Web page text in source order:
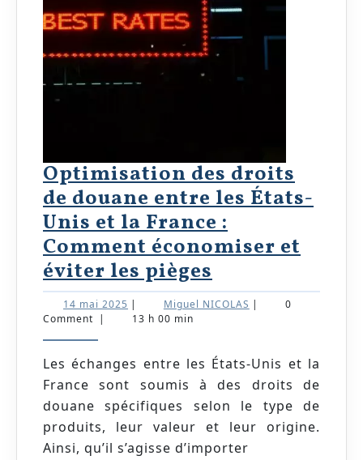
Optimisation des droits
de douane entre les États-
Unis et la France :
Comment économiser et
éviter les piègesOptimisation
des
droits
douane
entre
les
États-
14 mai 2025 14
mai
Miguel NICOLAS Miguel 0
Comment
13 h 00 min
Les échanges entre les États-Unis et la
France sont soumis à des droits de
douane spécifiques selon le type de
produits, leur valeur et leur origine.
Ainsi, qu’il s’agisse d’importer